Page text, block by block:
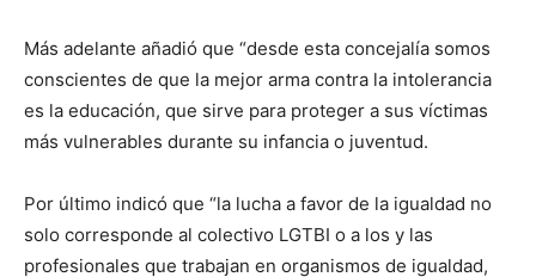
Más adelante añadió que “desde esta concejalía somos
conscientes de que la mejor arma contra la intolerancia
es la educación, que sirve para proteger a sus víctimas
más vulnerables durante su infancia o juventud.
Por último indicó que “la lucha a favor de la igualdad no
solo corresponde al colectivo LGTBI o a los y las
profesionales que trabajan en organismos de igualdad,